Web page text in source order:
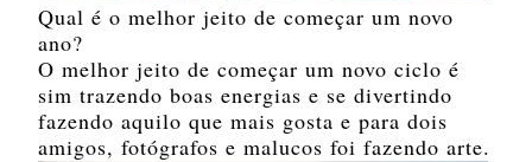
Qual é o melhor jeito de começar um novo
ano?
O melhor jeito de começar um novo ciclo é
sim trazendo boas energias e se divertindo
fazendo aquilo que mais gosta e para dois
amigos, fotógrafos e malucos foi fazendo arte.